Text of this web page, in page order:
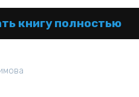
книгу полностью